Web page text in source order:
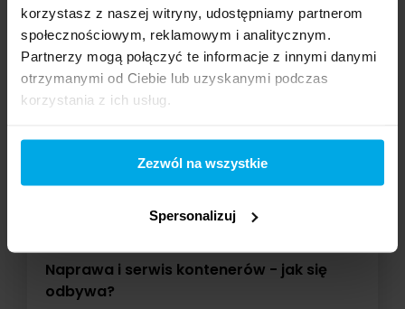
korzystasz z naszej witryny, udostępniamy partnerom
społecznościowym, reklamowym i analitycznym.
Partnerzy mogą połączyć te informacje z innymi danymi
otrzymanymi od Ciebie lub uzyskanymi podczas
korzystania z ich usług.
Zezwól na wszystkie
Spersonalizuj
Naprawa i serwis kontenerów - jak się
odbywa?